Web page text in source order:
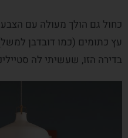
כחול גם הולך מעולה עם
עץ כתומים (כמו דובדבן
בדירה הזו, שעשיתי לה